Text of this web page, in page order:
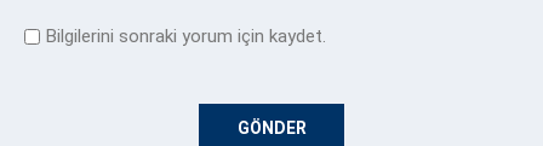
Bilgilerini sonraki yorum için kaydet.